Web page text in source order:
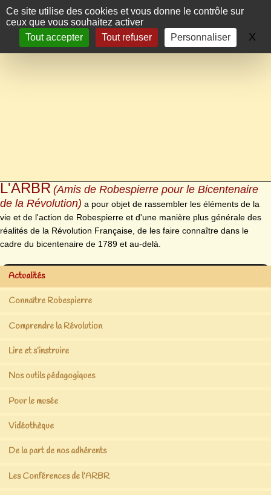
Panneau de gestion des cookies
Ce site utilise des cookies et vous donne le contrôle sur
ceux que vous souhaitez activer
Tout accepter
Tout refuser Personnaliser X
L'ARBR (Amis de Robespierre pour le Bicentenaire
de la Révolution) a pour objet de rassembler les éléments de la
vie et de l'action de Robespierre et d'une manière plus générale des
réalités de la Révolution Française, de les faire connaître dans le
cadre du bicentenaire de 1789 et au-delà.
Actualités
Connaître Robespierre
Comprendre la Révolution
Lire et s’instruire
Nos outils pédagogiques
Pour le musée
Vidéothèque
De la part de nos adhérents
Les Conférences de l’ARBR